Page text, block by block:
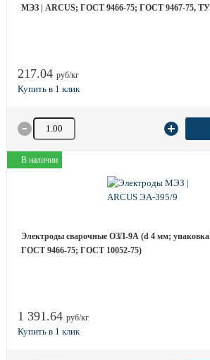
МЭЗ | ARCUS; ГОСТ 9466-75; ГОСТ 9467-75, ТУ
217.04 руб/кг
Количество товара
В наличии
Электроды сварочные ОЗЛ-9А (d 4 мм;
ГОСТ 9466-75; ГОСТ 10052-75)
1 391.64 руб/кг